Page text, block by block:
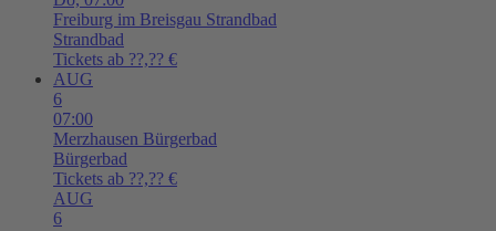
Freiburg im Breisgau Strandbad
Strandbad
Tickets ab ??,?? €
AUG
6
07:00
Merzhausen Bürgerbad
Bürgerbad
Tickets ab ??,?? €
AUG
6